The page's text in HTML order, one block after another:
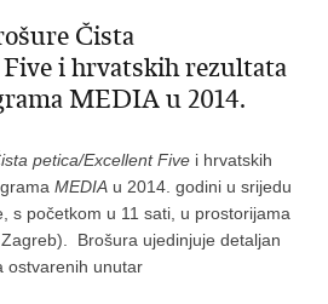
Čista
i hrvatskih rezultata
MEDIA u 2014.
petica/Excellent Five i hrvatskih
MEDIA u 2014. godini u srijedu
s početkom u 11 sati, u prostorijama
Brošura ujedinjuje detaljan
ostvarenih unutar